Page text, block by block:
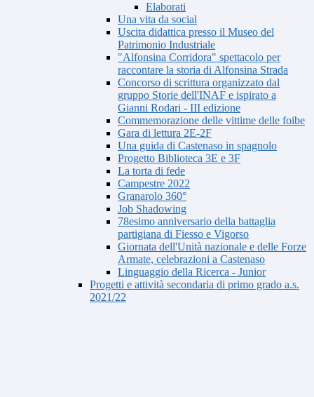
Elaborati
Una vita da social
Uscita didattica presso il Museo del
Patrimonio Industriale
"Alfonsina Corridora" spettacolo per
raccontare la storia di Alfonsina Strada
Concorso di scrittura organizzato dal
gruppo Storie dell'INAF e ispirato a
Gianni Rodari - III edizione
Commemorazione delle vittime delle foibe
Gara di lettura 2E-2F
Una guida di Castenaso in spagnolo
Progetto Biblioteca 3E e 3F
La torta di fede
Campestre 2022
Granarolo 360°
Job Shadowing
78esimo anniversario della battaglia
partigiana di Fiesso e Vigorso
Giornata dell'Unità nazionale e delle Forze
Armate, celebrazioni a Castenaso
Linguaggio della Ricerca - Junior
Progetti e attività secondaria di primo grado a.s.
2021/22